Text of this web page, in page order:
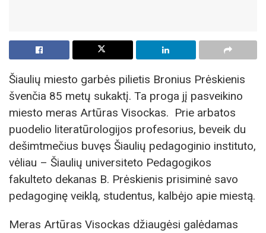
Šiaulių miesto garbės pilietis Bronius Prėskienis
švenčia 85 metų sukaktį. Ta proga jį pasveikino
miesto meras Artūras Visockas. Prie arbatos
puodelio literatūrologijos profesorius, beveik du
dešimtmečius buvęs Šiaulių pedagoginio instituto,
vėliau – Šiaulių universiteto Pedagogikos
fakulteto dekanas B. Prėskienis prisiminė savo
pedagoginę veiklą, studentus, kalbėjo apie miestą.
Meras Artūras Visockas džiaugėsi galėdamas